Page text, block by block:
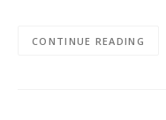
CONTINUE READING